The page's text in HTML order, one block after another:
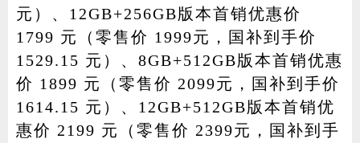
元）、12GB+256GB版本首销优惠价
1799 元（零售价 1999元，国补到手价
1529.15 元）、8GB+512GB版本首销优惠
价 1899 元（零售价 2099元，国补到手价
1614.15 元）、12GB+512GB版本首销优
惠价 2199 元（零售价 2399元，国补到手